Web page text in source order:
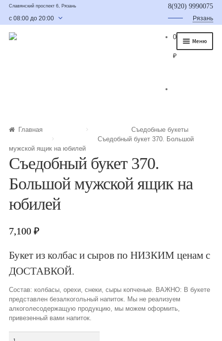
Славянский проспект 6, Рязань
с 08:00 до 20:00
8(920) 9990075
Рязань
Меню
Букет для мужчины
Букет из фруктов и овощей
Сладкие букеты из конфет
Букеты из сухофруктов и орехов
Букеты из клубники и ягод
Детские букеты
Букет учителю
Съедобные Корзины
Съедобные Боксы Ящики
0
₽
Главная
Съедобные букеты
Съедобный букет 370. Большой
мужской ящик на юбилей
Съедобный букет 370.
Большой мужской ящик на
юбилей
7,100₽
Букет из колбас и сыров по НИЗКИМ ценам с
ДОСТАВКОЙ.
Состав: колбасы, орехи, снеки, сыры копченые. ВАЖНО: В букете
представлен безалкогольный напиток. Мы не реализуем
алкоголесодержащую продукцию, мы можем оформить,
привезенный вами напиток.